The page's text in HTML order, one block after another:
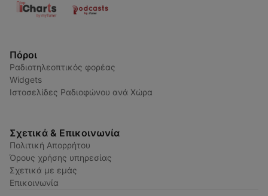
Πόροι
Ραδιοτηλεοπτικός φορέας
Widgets
Ιστοσελίδες Ραδιοφώνου ανά Χώρα
Σχετικά & Επικοινωνία
Πολιτική Απορρήτου
Όρους χρήσης υπηρεσίας
Σχετικά με εμάς
Επικοινωνία